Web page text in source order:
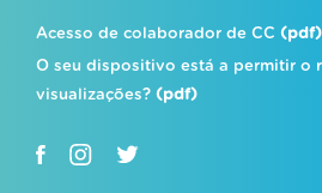
Acesso de colaborador de CC(pdf)
O seu dispositivo está a permitir o
visualizações?(pdf)